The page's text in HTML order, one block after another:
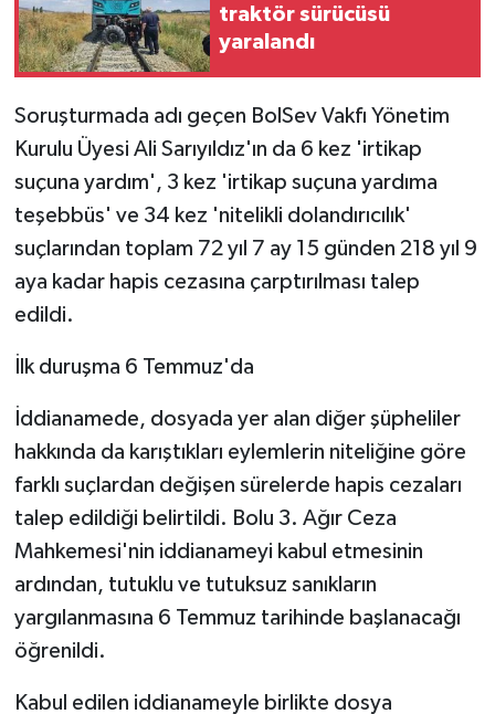
traktör sürücüsü
yaralandı
Soruşturmada adı geçen BolSev Vakfı Yönetim
Kurulu Üyesi Ali Sarıyıldız'ın da 6 kez 'irtikap
suçuna yardım', 3 kez 'irtikap suçuna yardıma
teşebbüs' ve 34 kez 'nitelikli dolandırıcılık'
suçlarından toplam 72 yıl 7 ay 15 günden 218 yıl 9
aya kadar hapis cezasına çarptırılması talep
edildi.
İlk duruşma 6 Temmuz'da
İddianamede, dosyada yer alan diğer şüpheliler
hakkında da karıştıkları eylemlerin niteliğine göre
farklı suçlardan değişen sürelerde hapis cezaları
talep edildiği belirtildi. Bolu 3. Ağır Ceza
Mahkemesi'nin iddianameyi kabul etmesinin
ardından, tutuklu ve tutuksuz sanıkların
yargılanmasına 6 Temmuz tarihinde başlanacağı
öğrenildi.
Kabul edilen iddianameyle birlikte dosya